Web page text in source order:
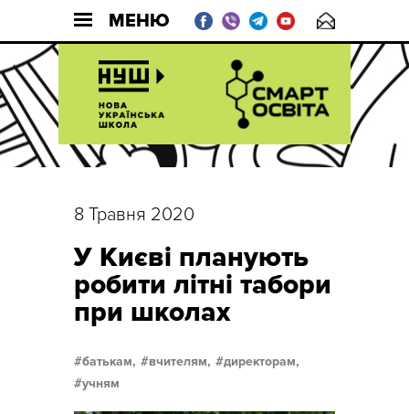
МЕНЮ
8 Травня 2020
У Києві планують
робити літні табори
при школах
батькам, вчителям,
директорам,
учням